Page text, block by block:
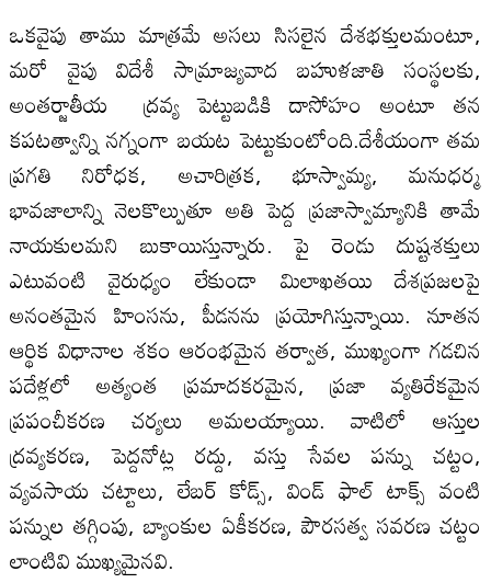
ఒకవైపు తాము మాత్రమే అసలు సిసలైన దేశభక్తులమంటూ,
మరో వైపు విదేశీ సామ్రాజ్యవాద బహుళజాతి సంస్థలకు,
అంతర్జాతీయ ద్రవ్య పెట్టుబడికి దాసోహం అంటూ తన
కపటత్వాన్ని నగ్నంగా బయట పెట్టుకుంటోంది.దేశీయంగా తమ
ప్రగతి నిరోధక, అచారిత్రక, భూస్వామ్య, మనుధర్మ
భావజాలాన్ని నెలకొల్పుతూ అతి పెద్ద ప్రజాస్వామ్యానికి తామే
నాయకులమని బుకాయిస్తున్నారు. పై రెండు దుష్టశక్తులు
ఎటువంటి వైరుధ్యం లేకుండా మిలాఖతయి దేశప్రజలపై
అనంతమైన హింసను, పీడనను ప్రయోగిస్తున్నాయి. నూతన
ఆర్థిక విధానాల శకం ఆరంభమైన తర్వాత, ముఖ్యంగా గడచిన
పదేళ్లలో అత్యంత ప్రమాదకరమైన, ప్రజా వ్యతిరేకమైన
ప్రపంచీకరణ చర్యలు అమలయ్యాయి. వాటిలో ఆస్తుల
ద్రవ్యకరణ, పెద్దనోట్ల రద్దు, వస్తు సేవల పన్ను చట్టం,
వ్యవసాయ చట్టాలు, లేబర్ కోడ్స్, విండ్ ఫాల్ టాక్స్ వంటి
పన్నుల తగ్గింపు, బ్యాంకుల ఏకీకరణ, పౌరసత్వ సవరణ చట్టం
లాంటివి ముఖ్యమైనవి.